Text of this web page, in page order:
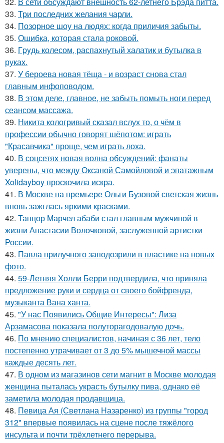
33. Три последних желания чарли.
34. Позорное шоу на людях: когда приличия забыты.
35. Ошибка, которая стала роковой.
36. Гpyдь колесом, распахнутый халатик и бутылка в
руках.
37. У бероева новая тёща - и возраст снова стал
главным инфоповодом.
38. В этом деле, главное, не забыть помыть ноги перед
сеансом массажа.
39. Никита кологривый сказал вслух то, о чём в
профессии обычно говорят шёпотом: играть
"Красавчика" проще, чем играть лоха.
40. В соцсетях новая волна обсуждений: фанаты
уверены, что между Оксаной Самойловой и эпатажным
Xolidayboy проскочила искра.
41. В Москве на премьере Ольги Бузовой светская жизнь
вновь зажглась яркими красками.
42. Танцор Марчел абаби стал главным мужчиной в
жизни Анастасии Волочковой, заслуженной артистки
России.
43. Павла прилучного заподозрили в пластике на новых
фото.
44. 59-Летняя Холли Берри подтвердила, что приняла
предложение руки и сердца от своего бойфренда,
музыканта Вана ханта.
45. "У нас Появились Общие Интересы": Лиза
Арзамасова показала полуторагодовалую дочь.
46. По мнению специалистов, начиная с 36 лет, тело
постепенно утрачивает от 3 до 5% мышечной массы
каждые десять лет.
47. В одном из магазинов сети магнит в Москве молодая
женщина пыталась украсть бутылку пива, однако её
заметила молодая продавщица.
48. Певица Ая (Светлана Назаренко) из группы "город
312" впервые появилась на сцене после тяжёлого
инсульта и почти трёхлетнего перерыва.